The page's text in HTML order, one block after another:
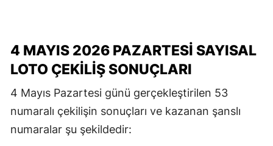
4 MAYIS 2026 PAZARTESI SAYISAL
LOTO ÇEKILIŞ SONUÇLARI
4 Mayıs Pazartesi günü gerçekleştirilen 53
numaralı çekilişin sonuçları ve kazanan şanslı
numaralar şu şekildedir: